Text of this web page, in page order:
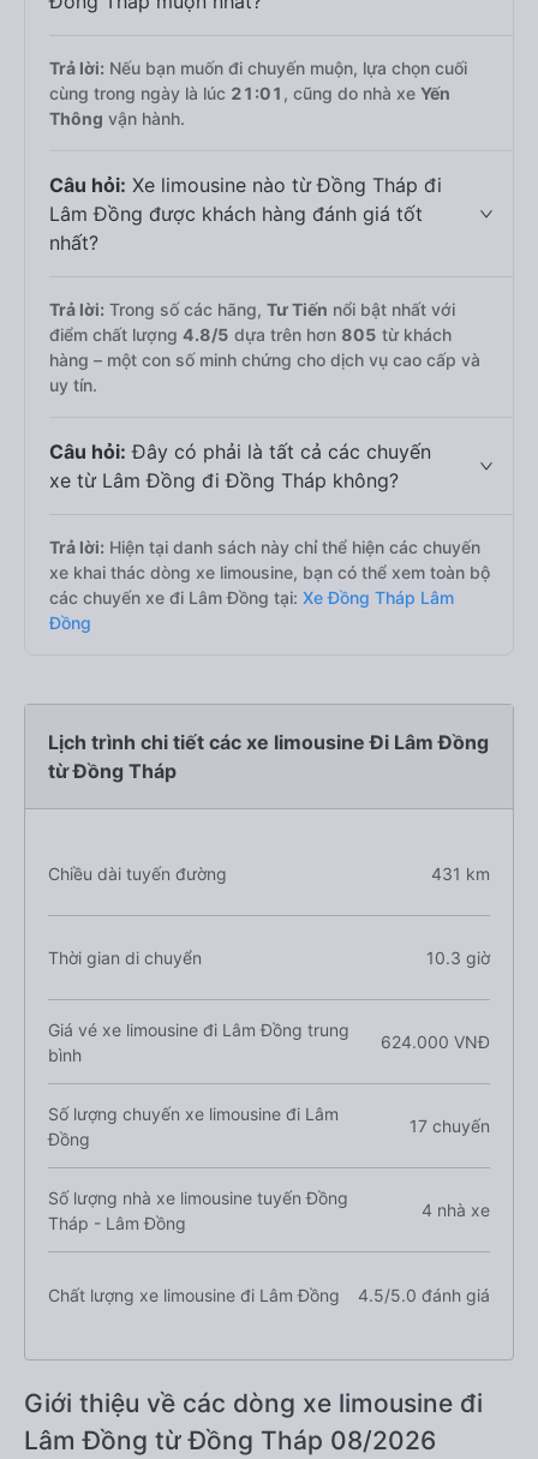
Trả lời: Nếu bạn muốn đi chuyến muộn, lựa chọn cuối
cùng trong ngày là lúc 21:01 , cũng do nhà xe Yến
Thông vận hành.
Câu hỏi: Xe limousine nào từ Đồng Tháp đi
Lâm Đồng được khách hàng đánh giá tốt
nhất?
Trả lời: Trong số các hãng, Tư Tiến nổi bật nhất với
điểm chất lượng 4.8/5 dựa trên hơn 805 từ khách
hàng – một con số minh chứng cho dịch vụ cao cấp và
uy tín.
Câu hỏi: Đây có phải là tất cả các chuyến
xe từ Lâm Đồng đi Đồng Tháp không?
Trả lời: Hiện tại danh sách này chỉ thể hiện các chuyến
xe khai thác dòng xe limousine, bạn có thể xem toàn bộ
các chuyến xe đi Lâm Đồng tại: Xe Đồng Tháp Lâm
Đồng
Lịch trình chi tiết các xe limousine Đi Lâm Đồng
từ Đồng Tháp
Chiều dài tuyến đường 431 km
Thời gian di chuyển 10.3 giờ
Giá vé xe limousine đi Lâm Đồng trung
bình
624.000 VNĐ
Số lượng chuyến xe limousine đi Lâm
Đồng
17 chuyến
Số lượng nhà xe limousine tuyến Đồng
Tháp - Lâm Đồng
4 nhà xe
Chất lượng xe limousine đi Lâm Đồng 4.5/5.0 đánh giá
Giới thiệu về các dòng xe limousine đi
Lâm Đồng từ Đồng Tháp 08/2026